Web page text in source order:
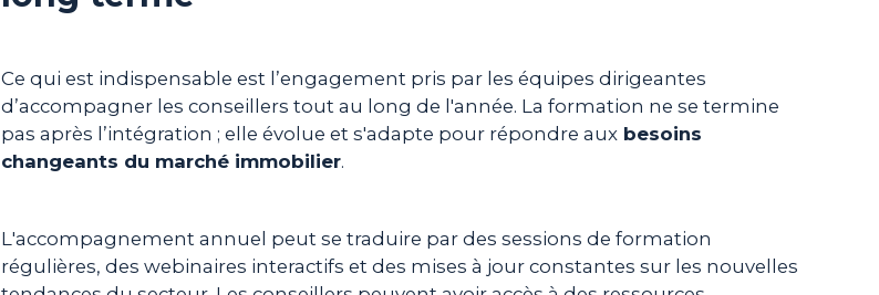
Ce qui est indispensable est l’engagement pris par les équipes dirigeantes
d’accompagner les conseillers tout au long de l'année. La formation ne se termine
pas après l’intégration ; elle évolue et s'adapte pour répondre aux besoins
changeants du marché immobilier.
L'accompagnement annuel peut se traduire par des sessions de formation
régulières, des webinaires interactifs et des mises à jour constantes sur les nouvelles